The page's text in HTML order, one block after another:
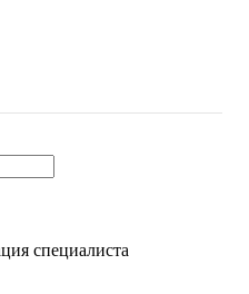
специалиста